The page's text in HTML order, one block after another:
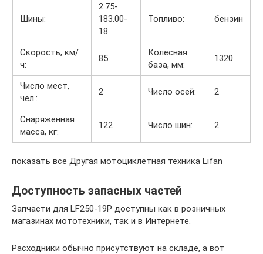
Шины:
2.75-
183.00-
18
Топливо: бензин
Скорость, км/
ч:
85
Колесная
база, мм:
1320
Число мест,
чел.:
2 Число осей: 2
Снаряженная
масса, кг:
122 Число шин: 2
показать все Другая мотоциклетная техника Lifan
Доступность запасных частей
Запчасти для LF250-19P доступны как в розничных
магазинах мототехники, так и в Интернете.
Расходники обычно присутствуют на складе, а вот